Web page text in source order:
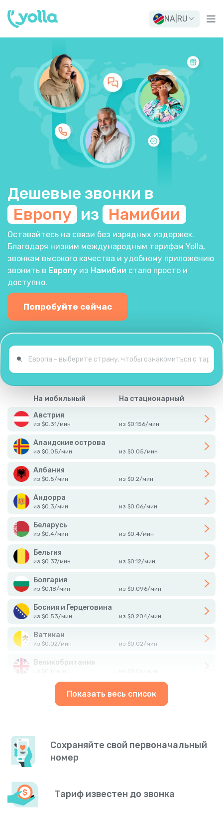
NA RU
Дешевые звонки в
Европу из Намибии
Оставайтесь на связи без изрядных издержек.
Благодаря низким международным тарифам Yolla,
звонкам высокого качества и удобному приложению
звонить в Европу из Намибии стало просто и
доступно.
Попробуйте сейчас
На мобильный
На стационарный
Австрия
из $0.31/мин из $0.156/мин
Аландские острова
из $0.05/мин из $0.05/мин
Албания
из $0.5/мин из $0.2/мин
Андорра
из $0.3/мин из $0.06/мин
Беларусь
из $0.4/мин из $0.4/мин
Бельгия
из $0.37/мин из $0.12/мин
Болгария
из $0.18/мин из $0.096/мин
Босния и Герцеговина
из $0.53/мин из $0.204/мин
Ватикан
из $0.02/мин из $0.02/мин
Великобритания
Показать весь список
Сохраняйте свой первоначальный
номер
Тариф известен до звонка